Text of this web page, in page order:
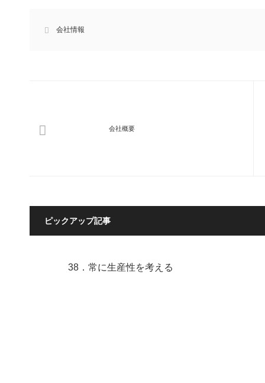
会社情報
会社概要
ピックアップ記事
38．常に生産性を考える